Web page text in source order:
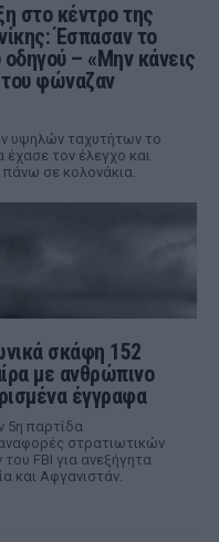
στο κέντρο της
Έσπασαν το
οδηγού – «Μην κάνεις
του φώναζαν
υψηλών ταχυτήτων το
έχασε τον έλεγχο και
σε κολονάκια.
σκάφη 152
με ανθρώπινο
έγγραφα
5η παρτίδα
στρατιωτικών
FBI για ανεξήγητα
και Αφγανιστάν.